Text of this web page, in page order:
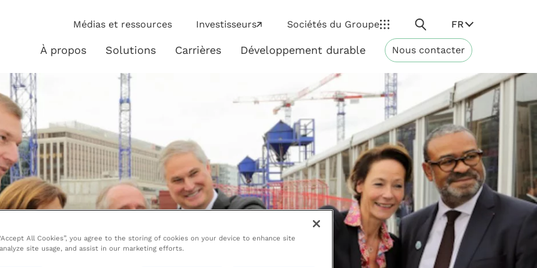
Médias et ressources Investisseurs Sociétés du Groupe
Rechercher
FR
À propos Solutions Solutions
Carrières Développement durable
Développement
durable
Nous contacter
All Cookies”, you agree to the storing of cookies on your device to enhance site
site usage, and assist in our marketing efforts.